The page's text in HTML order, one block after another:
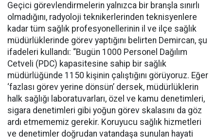
Geçici görevlendirmelerin yalnızca bir branşla sınırlı
olmadığını, radyoloji teknikerlerinden teknisyenlere
kadar tüm sağlık profesyonellerinin il ve ilçe sağlık
müdürlüklerinde görev yaptığını belirten Demircan, şu
ifadeleri kullandı: “Bugün 1000 Personel Dağılım
Cetveli (PDC) kapasitesine sahip bir sağlık
müdürlüğünde 1150 kişinin çalıştığını görüyoruz. Eğer
‘fazlası görev yerine dönsün’ dersek, müdürlüklerin
halk sağlığı laboratuvarları, özel ve kamu denetimleri,
sigara denetimleri gibi yoğun görev skalasını da göz
ardı etmememiz gerekir. Koruyucu sağlık hizmetleri
ve denetimler doğrudan vatandaşa sunulan hayati